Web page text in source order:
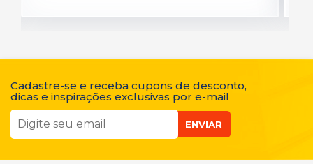
Cadastre-se e receba cupons de desconto,
dicas e inspirações exclusivas por e-mail
ENVIAR